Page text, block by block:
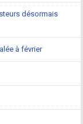
désormais
à février